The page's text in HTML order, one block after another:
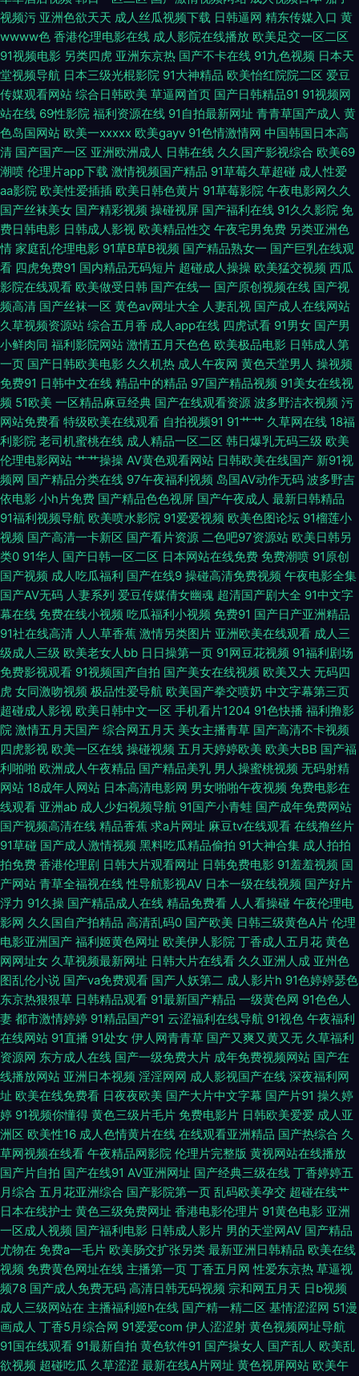
本黄123区 色婷婷五月肏屄 亚洲动态色图 亚洲一区伪娘射精 91伦理 a精品
小视频 岛国VA 国产插逼视频 久草日本在线 深夜AV网 91视频观看% 99东京
热 俺去啦俺去也操 豆花91网 国产日韩欧美黄色 蜜桃网91 日本a√在线观看
神马午夜福利影院 午夜色先锋 91破解版片 97操碰视频 wwwwww日本 成人
免费毛 国产做爱av 久久午夜神器 色色四区 亚洲东方色图 91成人视频18 91
原创论坛视频 成人网天堂网 韩国伦理合集 免费看欧美日逼的 日韩午夜福利
影院 在线看超碰 91人人草 97人人操人人爽 白丝美女爆乳视频 超碰人人摸干
久草福利资源站久 欧美A∨在线观看 日本女色色视频 婷婷激情香啪啪 中文字
幕A∨码 日本网站www 亚洲Av色情网占 91视频91 成人电影黄色亚洲 国产午
夜诱惑 久久瑟色 男人天堂去干网 人人香蕉 中日韩一级 91秀秀 韩国不卡视频
久草福利在线观看 欧美Aⅴ视频 午夜小电影se 91白丝网站 AV操逼电影 传媒
二区传媒 精品九九6 日韩欧美群P av永久在线免费 狠狠色97欧美 欧美AⅤ综
合观看 天美传媒A片 伊人色涩 97超碰人妻自慰 成人电影A片 国产性爱日韩
欧美另娄性爱 熟女露脸自拍 91大神在线看 www99热8 岛国片在线播放 久久
国产品精 青青视频久久 深夜福利在线91 亚洲AV黄色网址 91起碰在线观看
操丝袜美腿人妻 东方av一区黑料 韩国操逼网 欧美超碰在线 日韩色图色色 亚
洲综人网 97视频总站 东京热综合网 韩国无码精品 久久伊人艹 欧美色图p 熟
女午夜国产婷婷 亚洲另类中字 97超碰福利网 丁香五月天导航网 欧美有码一
区二区 日韩色图色色 亚洲私人影院 91中文国产视频 超碰高潮 国产另类老女
黄色网址的网站 男人色导航 日韩性爱AⅤ 亚洲av网子 69欧洲 东京热三级
91n在线网站 www欧洲影院 精品国产91 欧美性爱tv 日韩无码内射 亚洲区bt
国产 91免费破处 www欧美 韩日av无码 蜜臀人妻精 午夜情爱影院 91涩涩网
站 草莓视频深夜 国产伦精品 美女色色 神马影院女同 影音先锋黑丝 99精品
国 大香蕉青草网 韩国不卡污视频 日韩熟妇视频 91后入视频 超碰香蕉网 极品
丝袜白浆 欧美男女性生活 色网天天视频 伊人海角91 91熟女视频网站 超碰超
碰在线 日本久久爱 亚洲天堂网色 91最新网站 成人视频最新官网 老湿机福利
视屏 熟女露脸自拍 51xtv影城 99超碰资源总站 豆花一区 另类激情ve 天天干
无码 91大神尤物 超碰98人人 国产日韩中文字幕 美女超碰在线 日韩123AV
午夜免费大片 91抖阴快播在线 www黄色网站 久久视频A片欧美 丝袜av导航
91精东黄色 草莓视频18 国内精品一二 美日韩色 日韩九一 午夜性福 91入口
免费 肏AV91 国产精品天天躁 午夜福利图片 99热久久视频 国产A级无毛 老
司机色悠悠 日韩av激情短篇 亚洲性爱区第四页 av性爱导航网 国产第37页
欧美在线A√ 91豆花成人片 爱豆传媒九色视频 国产少妇自拍 伦理第一页 日
视频污 亚洲色欲天天 成人丝瓜视频下载 日韩逼网 精东传媒入口 黄
wwww色 香港伦理电影在线 成人影院在线播放 欧美足交一区二区
91视频电影 另类四虎 亚洲东京热 国产不卡在线 91九色视频 日本天
堂视频导航 日本三级光棍影院 91大神精品 欧美怡红院院二区 爱豆
传媒观看网站 综合日韩欧美 草逼网首页 国产日韩精品91 91视频网
站在线 69性影院 福利资源在线 91自拍最新网址 青青草国产成人 黄
色岛国网站 欧美一xxxxx 欧美gayv 91色情激情网 中国韩国日本高
清 国产国产一区 亚洲欧洲成人 日韩在线 久久国产影视综合 欧美69
潮喷 伦理片app下载 激情视频国产精品 91草莓久草超碰 成人性爱
aa影院 欧美性爱插插 欧美日韩色黄片 91草莓影院 午夜电影网久久
国产丝袜美女 国产精彩视频 操碰视屏 国产福利在线 91久久影院 免
费日韩电影 日韩成人影视 欧美精品性交 午夜宅男免费 另类亚洲色
情 家庭乱伦理电影 91草B草B视频 国产精品熟女一 国产巨乳在线观
看 四虎免费91 国内精品无码短片 超碰成人操操 欧美猛交视频 西瓜
影院在线观看 欧美做受日韩 国产在线一 国产原创视频在线 国产视
频高清 国产丝袜一区 黄色av网址大全 人妻乱视 国产成人在线网站
久草视频资源站 综合五月香 成人app在线 四虎试看 91男女 国产男
小鲜肉同 福利影院网站 激情五月天色色 欧美极品电影 日韩成人第
一页 国产日韩欧美电影 久久机热 成人午夜网 黄色天堂男人 操视频
免费91 日韩中文在线 精品中的精品 97国产精品视频 91美女在线视
频 51欧美 一区精品麻豆经典 国产在线观看资源 波多野洁衣视频 污
网站免费看 特级欧美在线观看 自拍视频91 91艹艹 久草网在线 18福
利影院 老司机蜜桃在线 成人精品一区二区 韩日爆乳无码三级 欧美
伦理电影网站 艹艹操操 AV黄色观看网站 日韩欧美在线国产 新91视
频网 国产精品分类在线 97午夜福利视频 岛国AV动作无码 波多野吉
依电影 小h片免费 国产精品色色视屏 国产午夜成人 最新日韩精品
91福利视频导航 欧美喷水影院 91爱爱视频 欧美色图论坛 91榴莲小
视频 国产高清一卡新区 国产看片资源 二色吧97资源站 欧美日韩另
类0 91华人 国产日韩一区二区 日本网站在线免费 免费潮喷 91原创
国产视频 成人吃瓜福利 国产在线9 操碰高清免费视频 午夜电影全集
国产AV无码 人妻系列 爱豆传媒倩女幽魂 超清国产剧大全 91中文字
幕在线 免费在线小视频 吃瓜福利小视频 免费91 国产日产亚洲精品
91社在线高清 人人草香蕉 激情另类图片 亚洲欧美在线观看 成人三
级成人三级 欧美老女人bb 日日操第一页 91网豆花视频 91福利剧场
免费影视观看 91视频国产自拍 国产美女在线视频 欧美又大 无码四
虎 女同激吻视频 极品性爱导航 欧美国产拳交喷奶 中文字幕第三页
超碰成人影视 欧美日韩中文一区 手机看片1204 91色快播 福利撸影
院 激情五月天国产 综合网五月天 美女主播青草 国产高清不卡视频
四虎影视 欧美一区在线 操碰视频 五月天婷婷欧美 欧美大BB 国产福
利啪啪 欧洲成人午夜精品 国产精品美乳 男人操蜜桃视频 无码射精
网站 18成年人网站 日本高清电影网 男女啪啪午夜视频 免费电影在
线观看 亚洲ab 成人少妇视频导航 91国产小青蛙 国产成年免费网站
国产视频高清在线 精品香蕉 求a片网址 麻豆tv在线观看 在线撸丝片
91草碰 国产成人激情视频 黑料吃瓜精品偷拍 91大神合集 成人拍拍
拍免费 香港伦理剧 日韩大片观看网址 日韩免费电影 91羞羞视频 国
产网站 青草全福视在线 性导航影视AV 日本一级在线视频 国产好片
浮力 91久操 国产精品成人在线 精品免费看 人人看操碰 午夜伦理电
影网 久久国自产拍精品 高清乱码0 国产欧美 日韩三级黄色A片 伦理
电影亚洲国产 福利姬黄色网址 欧美伊人影院 丁香成人五月花 黄色
网网址女 久草视频最新网址 日韩大片在线看 久久亚洲人成 亚州色
图乱伦小说 国产va免费观看 国产人妖第二 成人影片h 91色婷婷瑟色
东京热狠狠草 日韩精品观看 91最新国产精品 一级黄色网 91色色人
妻 都市激情婷婷 91精品国产91 云涩福利在线导航 91视色 午夜福利
在线网站 91直播 91处女 伊人网青青草 国产又爽又黄又无 久草福利
资源网 东方成人在线 国产一级免费大片 成年免费视频网站 国产在
线播放网站 亚洲日本视频 淫淫网网 成人影视国产在线 深夜福利网
址 欧美在线免费看 日夜夜欧美 国产大片中文字幕 国产片91 操久婷
婷 91视频你懂得 黄色三级片毛片 免费电影片 日韩欧美爱爱 成人亚
洲区 欧美性16 成人色情黄片在线 在线观看亚洲精品 国产热综合 久
草网视频在线看 午夜精品网影院 伦理片完整版 黄视网站在线播放
国产片自拍 国产在线91 AV亚洲网址 国产经典三级在线 丁香婷婷五
月综合 五月花亚洲综合 国产影院第一页 乱码欧美孕交 超碰在线艹
日本在线护士 黄色三级免费网址 香港电影伦理片 91黄色电影 亚洲
一区成人视频 国产福利电影 日韩成人影片 男的天堂网AV 国产精品
尤物在 免费a一毛片 欧美肠交扩张另类 最新亚洲日韩精品 欧美在线
视频 免费黄色网址在线 主播第一页 丁香五月网 性爱东京热 草逼视
频78 国产成人免费无码 高清日韩无码视频 宗和网五月天 日b视频
成人三级网站在 主播福利姬h在线 国产精一精二区 基情涩涩网 51漫
画成人 丁香5月综合网 91爱爱com 伊人涩涩射 黄色视频网址导航
91国在线观看 91最新自拍 黄色软件91 国产操女人 国产乱人 欧美乱
欲视频 超碰吃瓜 久草涩涩 最新在线A片网址 黄色视屏网站 欧美午